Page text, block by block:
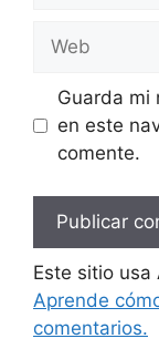
Web
Guarda mi
en este
comente.
Este sitio usa
Aprende
comentarios.